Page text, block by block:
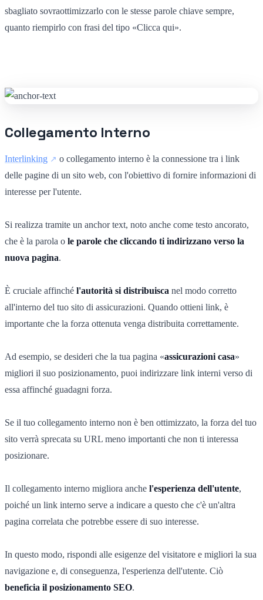
sbagliato sovraottimizzarlo con le stesse parole chiave sempre,
quanto riempirlo con frasi del tipo «Clicca qui».
Collegamento Interno
Interlinking
o collegamento interno è la connessione tra i link
delle pagine di un sito web, con l'obiettivo di fornire informazioni di
interesse per l'utente.
Si realizza tramite un anchor text, noto anche come testo ancorato,
che è la parola o le parole che cliccando ti indirizzano verso la
nuova pagina.
È cruciale affinché l'autorità si distribuisca nel modo corretto
all'interno del tuo sito di assicurazioni. Quando ottieni link, è
importante che la forza ottenuta venga distribuita correttamente.
Ad esempio, se desideri che la tua pagina «assicurazioni casa»
migliori il suo posizionamento, puoi indirizzare link interni verso di
essa affinché guadagni forza.
Se il tuo collegamento interno non è ben ottimizzato, la forza del tuo
sito verrà sprecata su URL meno importanti che non ti interessa
posizionare.
Il collegamento interno migliora anche l'esperienza dell'utente,
poiché un link interno serve a indicare a questo che c'è un'altra
pagina correlata che potrebbe essere di suo interesse.
In questo modo, rispondi alle esigenze del visitatore e migliori la sua
navigazione e, di conseguenza, l'esperienza dell'utente. Ciò
beneficia il posizionamento SEO.